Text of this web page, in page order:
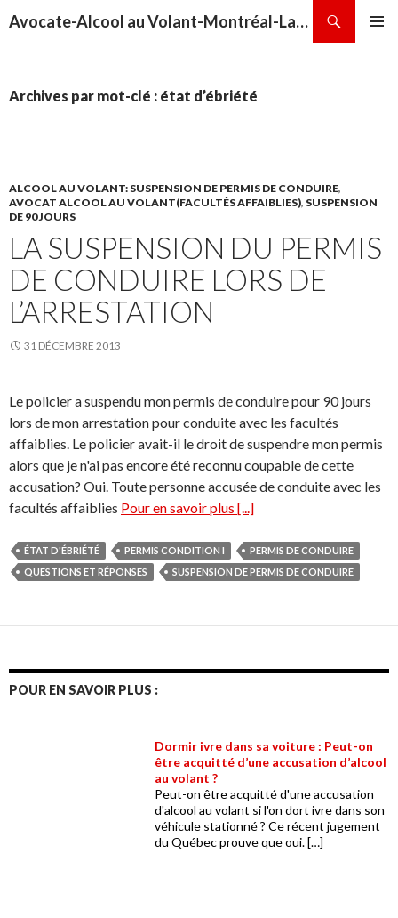
Avocate-Alcool au Volant-Montréal-Laval-Repentigny-Terrebonne-Sainte-Thérèse
Archives par mot-clé : état d’ébriété
ALCOOL AU VOLANT: SUSPENSION DE PERMIS DE CONDUIRE,
AVOCAT ALCOOL AU VOLANT(FACULTÉS AFFAIBLIES), SUSPENSION
DE 90 JOURS
LA SUSPENSION DU PERMIS
DE CONDUIRE LORS DE
L’ARRESTATION
31 DÉCEMBRE 2013
Le policier a suspendu mon permis de conduire pour 90 jours
lors de mon arrestation pour conduite avec les facultés
affaiblies. Le policier avait-il le droit de suspendre mon permis
alors que je n'ai pas encore été reconnu coupable de cette
accusation? Oui. Toute personne accusée de conduite avec les
facultés affaiblies Pour en savoir plus [...]
ÉTAT D'ÉBRIÉTÉ PERMIS CONDITION I
PERMIS DE CONDUIRE
QUESTIONS ET RÉPONSES
SUSPENSION DE PERMIS DE CONDUIRE
POUR EN SAVOIR PLUS :
Dormir ivre dans sa voiture : Peut-on
être acquitté d’une accusation d’alcool
au volant ?
Peut-on être acquitté d'une accusation
d'alcool au volant si l'on dort ivre dans son
véhicule stationné ? Ce récent jugement
du Québec prouve que oui. […]